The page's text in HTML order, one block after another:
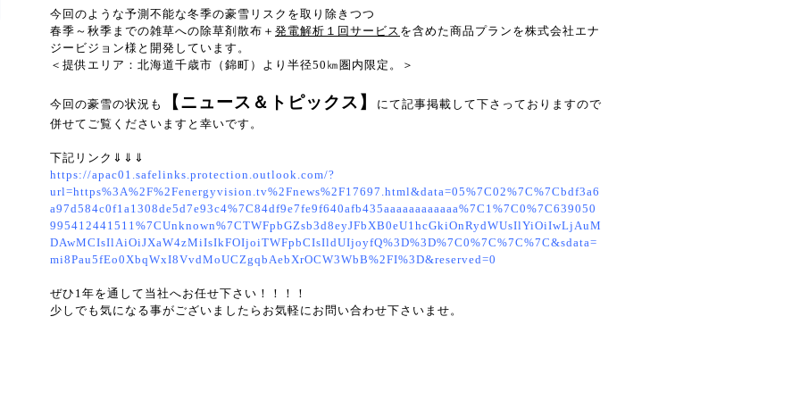
今回のような予測不能な冬季の豪雪リスクを取り除きつつ
春季～秋季までの雑草への除草剤散布＋ 発電解析１回サービス を含めた商品プランを株式会社エナ
ジービジョン様と開発しています。
＜提供エリア：北海道千歳市（錦町）より半径50㎞圏内限定。＞
今回の豪雪の状況も 【ニュース＆トピックス】
にて記事掲載して下さっておりますので
併せてご覧くださいますと幸いです。
下記リンク⇓⇓⇓
https://apac01.safelinks.protection.outlook.com/?
url=https%3A%2F%2Fenergyvision.tv%2Fnews%2F17697.html&data=05%7C02%7C%7Cbdf3a6
a97d584c0f1a1308de5d7e93c4%7C84df9e7fe9f640afb435aaaaaaaaaaaa%7C1%7C0%7C639050
995412441511%7CUnknown%7CTWFpbGZsb3d8eyJFbXB0eU1hcGkiOnRydWUsIlYiOiIwLjAuM
DAwMCIsIlAiOiJXaW4zMiIsIkFOIjoiTWFpbCIsIldUIjoyfQ%3D%3D%7C0%7C%7C%7C&sdata=
mi8Pau5fEo0XbqWxI8VvdMoUCZgqbAebXrOCW3WbB%2FI%3D&reserved=0
ぜひ1年を通して当社へお任せ下さい！！！！
少しでも気になる事がございましたらお気軽にお問い合わせ下さいませ。